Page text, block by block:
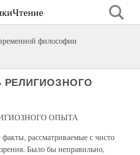
философии
РЕЛИГИОЗНОГО
ОПЫТА
рассматриваемые с чисто
Было бы неправильно,